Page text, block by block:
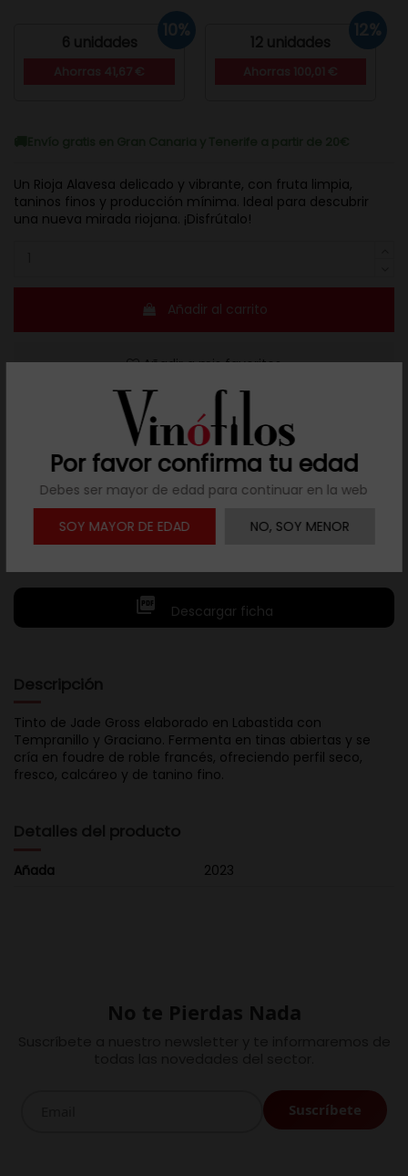
Por favor confirma tu edad
Debes ser mayor de edad para continuar en la web
SOY MAYOR DE EDAD
NO, SOY MENOR
6 unidades
10%
12 unidades
12%
Un Rioja Alavesa delicado y vibrante, con fruta limpia,
taninos finos y producción mínima. Ideal para descubrir
una nueva mirada riojana. ¡Disfrútalo!
Añadir al carrito
Añadir a mis favoritos
Resuelve tus dudas
Llámanos al teléfono 691 108 942, de lunes a viernes,
no festivos, de 9h a 17h.
 Descargar ficha
Descripción
Tinto de Jade Gross elaborado en Labastida con
Tempranillo y Graciano. Fermenta en tinas abiertas y se
cría en foudre de roble francés, ofreciendo perfil seco,
fresco, calcáreo y de tanino fino.
Detalles del producto
Añada 2023
No te Pierdas Nada